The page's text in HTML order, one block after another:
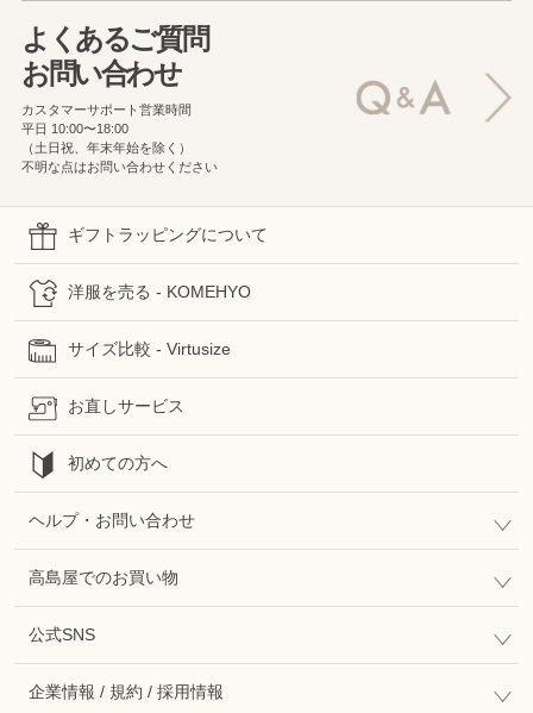
よくあるご質問
お問い合わせ
カスタマーサポート営業時間
平日 10:00〜18:00
（土日祝、年末年始を除く）
不明な点はお問い合わせください
ギフトラッピングについて
洋服を売る - KOMEHYO
サイズ比較 - Virtusize
お直しサービス
初めての方へ
ヘルプ・お問い合わせ
高島屋でのお買い物
公式SNS
企業情報 / 規約 / 採用情報